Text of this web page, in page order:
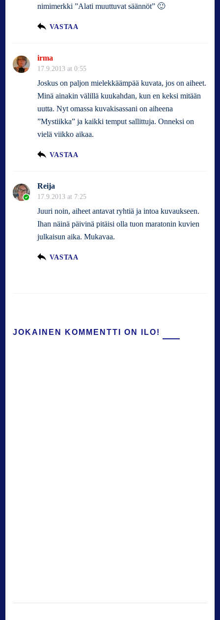
nimimerkki ”Alati muuttuvat säännöt” 🙂
VASTAA
irma
17.9.2013 at 0:55
Joskus on paljon mielekkäämpää kuvata, jos on aiheet.
Minä ainakin välillä kuukahdan, kun en keksi mitään
uutta. Nyt omassa kuvakisassani on aiheena
”Mystiikka” ja kaikki temput sallittuja. Onneksi on
vielä viikko aikaa.
VASTAA
Reija
17.9.2013 at 7:25
Juuri noin, aiheet antavat ryhtiä ja intoa kuvaukseen.
Ihan näinä päivinä pitäisi olla tuon maratonin kuvien
julkaisun aika. Mukavaa.
VASTAA
JOKAINEN KOMMENTTI ON ILO!